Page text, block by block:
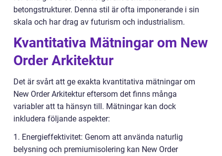
betongstrukturer. Denna stil är ofta imponerande i sin
skala och har drag av futurism och industrialism.
Kvantitativa Mätningar om New
Order Arkitektur
Det är svårt att ge exakta kvantitativa mätningar om
New Order Arkitektur eftersom det finns många
variabler att ta hänsyn till. Mätningar kan dock
inkludera följande aspekter:
1. Energieffektivitet: Genom att använda naturlig
belysning och premiumisolering kan New Order